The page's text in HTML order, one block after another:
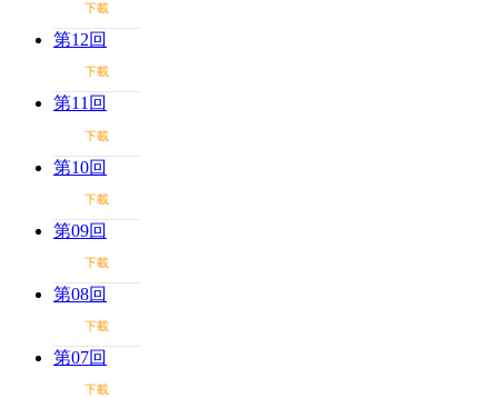
下載
第12回
下載
第11回
下載
第10回
下載
第09回
下載
第08回
下載
第07回
下載